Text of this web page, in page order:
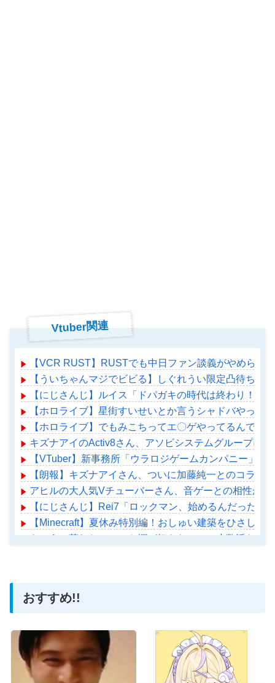
Vtuber関連
【VCR RUST】RUSTでも中日ファン談義がやめられ
【ういちゃんマジでビビる】しぐれうい限定凸待ち（
【にじさんじ】ルイス「ドパガキの時代は終わり！セ
【ホロライブ】星街すいせいとか言うシャドバやっ
【ホロライブ】でもみこちってエ〇ゲやってるんで
キズナアイのActiv8さん、アソビシステムグループに
【VTuber】新事務所「ウラロジゲームカンパニー」
【朗報】キズナアイさん、ついに加藤純一とのコラボ
アヒルの大人気Vチューバーさん、音ゲーとの相性が
【にじさんじ】Rei7「ロックマン、始めるんだったら
【Minecraft】夏休み特別編！おしゅい建築をひさし
もこうの荒れたコメント欄が好きなのって少数派なの
おすすめ!!